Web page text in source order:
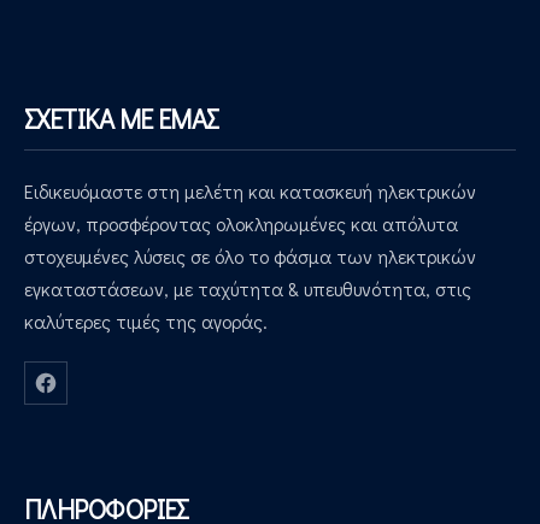
ΣΧΕΤΙΚΑ ΜΕ ΕΜΑΣ
Ειδικευόμαστε στη μελέτη και κατασκευή ηλεκτρικών
έργων, προσφέροντας ολοκληρωμένες και απόλυτα
στοχευμένες λύσεις σε όλο το φάσμα των ηλεκτρικών
εγκαταστάσεων, με ταχύτητα & υπευθυνότητα, στις
καλύτερες τιμές της αγοράς.
Νέο παράθυρο
ΠΛΗΡΟΦΟΡΙΕΣ